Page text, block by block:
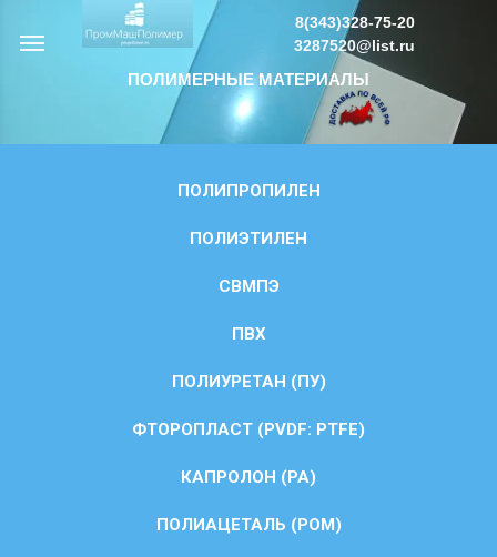
ПОЛИМЕРНЫЕ МАТЕРИАЛЫ
8(343)328-75-20
3287520@list.ru
ПОЛИПРОПИЛЕН
ПОЛИЭТИЛЕН
СВМПЭ
ПВХ
ПОЛИУРЕТАН (ПУ)
ФТОРОПЛАСТ (PVDF: PTFE)
КАПРОЛОН (PA)
ПОЛИАЦЕТАЛЬ (POM)